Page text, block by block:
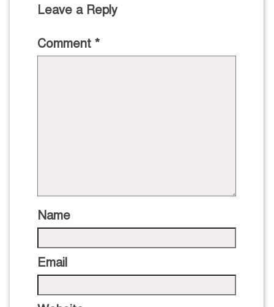
Leave a Reply
Comment *
Name
Email